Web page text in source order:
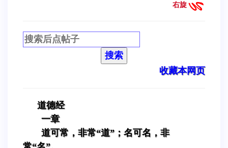
右旋
搜索
收藏本网页
道德经
一章
道可常，非常“道”；名可名，非